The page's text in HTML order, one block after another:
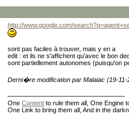
http://www.google.com/
sont pas faciles à trouver, mais y en a
edit : et ils ne s'affichent qu'avec le bon
sont partiellement autonomes (puisqu'on
Derni�re modification par Malaiac (19-11-
One Content to rule them all, One Engine
One Link to bring them all, And in the